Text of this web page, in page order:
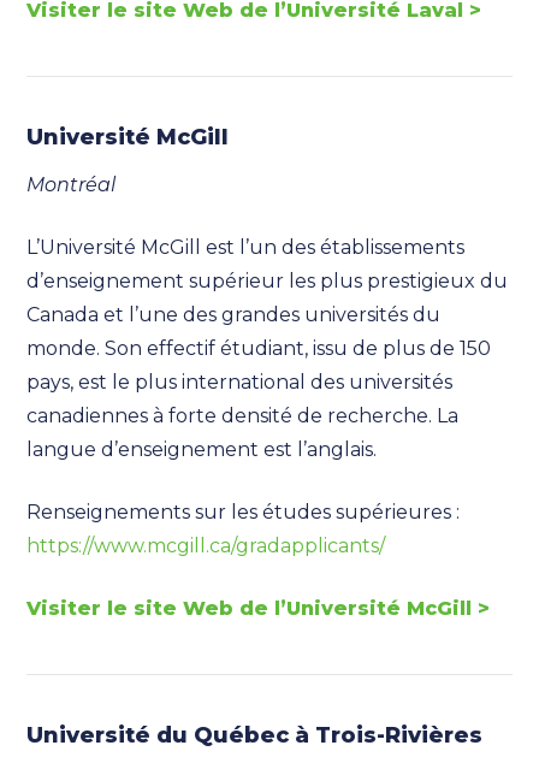
Visiter le site Web de l’Université Laval >
Université McGill
Montréal
L’Université McGill est l’un des établissements
d’enseignement supérieur les plus prestigieux du
Canada et l’une des grandes universités du
monde. Son effectif étudiant, issu de plus de 150
pays, est le plus international des universités
canadiennes à forte densité de recherche. La
langue d’enseignement est l’anglais.
Renseignements sur les études supérieures :
https://www.mcgill.ca/gradapplicants/
Visiter le site Web de l’Université McGill >
Université du Québec à Trois-Rivières